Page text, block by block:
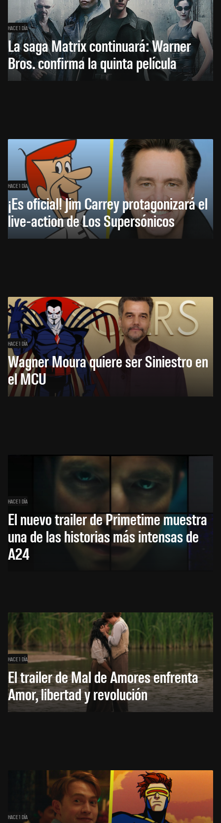
HACE 1 DÍA
La saga Matrix continuará: Warner
Bros. confirma la quinta película
HACE 1 DÍA
¡Es oficial! Jim Carrey protagonizará el
live-action de Los Supersónicos
HACE 1 DÍA
Wagner Moura quiere ser Siniestro en
el MCU
HACE 1 DÍA
El nuevo trailer de Primetime muestra
una de las historias más intensas de
A24
HACE 1 DÍA
El trailer de Mal de Amores enfrenta
Amor, libertad y revolución
HACE 1 DÍA